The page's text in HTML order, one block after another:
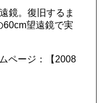
鏡。復旧するま
60cm望遠鏡で実
ページ：【2008